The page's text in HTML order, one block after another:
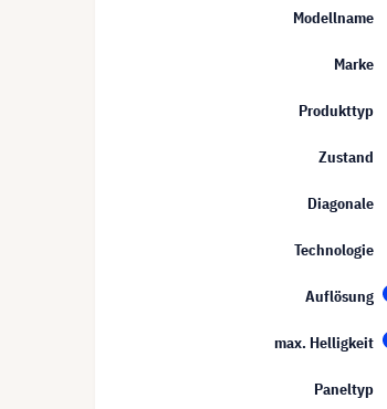
Modellname
Marke
Produkttyp
Zustand
Diagonale
Technologie
Auflösung
max. Helligkeit
Paneltyp